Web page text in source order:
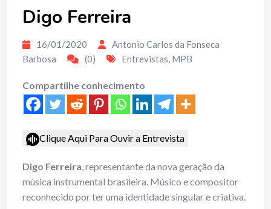
Digo Ferreira
16/01/2020
Antonio Carlos da Fonseca
Barbosa
(0) Entrevistas, MPB
Compartilhe conhecimento
Clique Aqui Para Ouvir a Entrevista
Digo Ferreira, representante da nova geração da
música instrumental brasileira. Músico e compositor
reconhecido por ter uma identidade singular e criativa.